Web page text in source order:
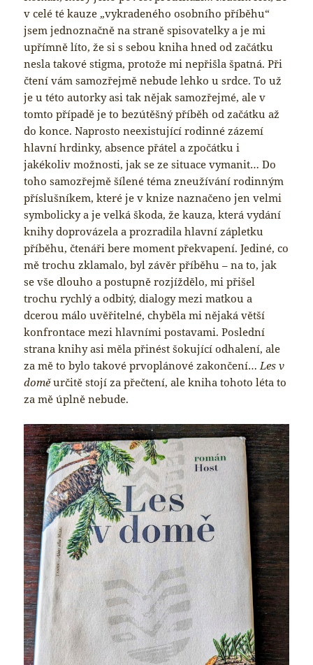
v celé té kauze „vykradeného osobního příběhu“
jsem jednoznačně na straně spisovatelky a je mi
upřímně líto, že si s sebou kniha hned od začátku
nesla takové stigma, protože mi nepřišla špatná. Při
čtení vám samozřejmě nebude lehko u srdce. To už
je u této autorky asi tak nějak samozřejmé, ale v
tomto případě je to bezútěšný příběh od začátku až
do konce. Naprosto neexistující rodinné zázemí
hlavní hrdinky, absence přátel a zpočátku i
jakékoliv možnosti, jak se ze situace vymanit… Do
toho samozřejmě šílené téma zneužívání rodinným
příslušníkem, které je v knize naznačeno jen velmi
symbolicky a je velká škoda, že kauza, která vydání
knihy doprovázela a prozradila hlavní zápletku
příběhu, čtenáři bere moment překvapení. Jediné, co
mě trochu zklamalo, byl závěr příběhu – na to, jak
se vše dlouho a postupně rozjíždělo, mi přišel
trochu rychlý a odbitý, dialogy mezi matkou a
dcerou málo uvěřitelné, chyběla mi nějaká větší
konfrontace mezi hlavními postavami. Poslední
strana knihy asi měla přinést šokující odhalení, ale
za mě to bylo takové prvoplánové zakončení… Les v
doměurčitě stojí za přečtení, ale kniha tohoto léta to
za mě úplně nebude.